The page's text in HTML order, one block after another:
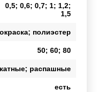
0,5; 0,6; 0,7; 1; 1,2;
1,5
полиэстер
50; 60; 80
распашные
есть